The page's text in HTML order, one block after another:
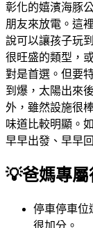
彰化的嬉濱海豚
朋友來放電。這
說可以讓孩子玩
很旺盛的類型，
對是首選。但要
到爆，太陽出來
外，雖然設施很
味道比較明顯。
早早出發、早早
💡爸媽專
停車停車位